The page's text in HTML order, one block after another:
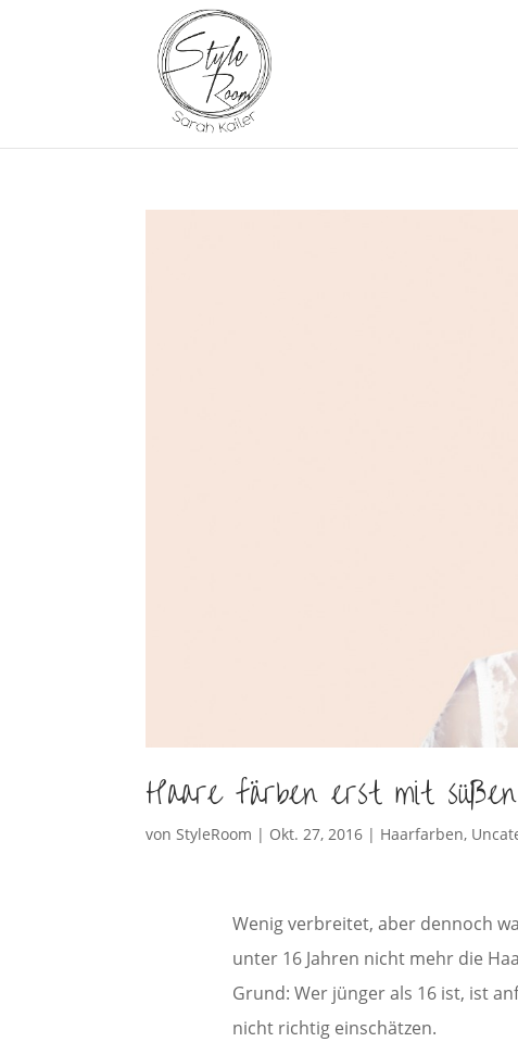
Haare färben erst mit
von StyleRoom | Okt. 27, 2016 | Haarfarben,
Wenig verbreitet, aber dennoch
unter 16 Jahren nicht mehr die
Grund: Wer jünger als 16 ist, ist
nicht richtig einschätzen.